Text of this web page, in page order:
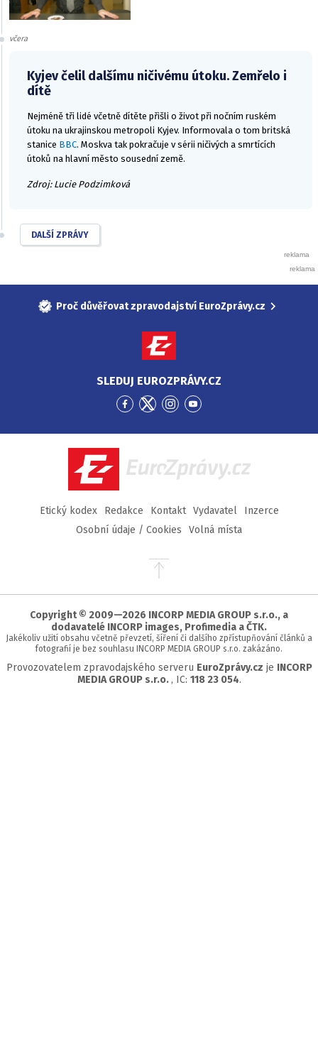
včera
Kyjev čelil dalšímu ničivému útoku. Zemřelo i
dítě
Nejméně tři lidé včetně dítěte přišli o život při nočním ruském
útoku na ukrajinskou metropoli Kyjev. Informovala o tom britská
stanice BBC. Moskva tak pokračuje v sérii ničivých a smrtících
útoků na hlavní město sousední země.
Zdroj: Lucie Podzimková
DALŠÍ ZPRÁVY
Proč důvěřovat zpravodajství EuroZprávy.cz
SLEDUJ EUROZPRÁVY.CZ
Přejít
Facebook
Přejít
Twitter
Přejít
Instagram
Přejít
YouTube
EuroZprávy.cz
Etický kodex Redakce Kontakt Vydavatel
Inzerce
Osobní údaje / Cookies
Volná místa
Přejít
stránky
Copyright © 2009—2026 INCORP MEDIA GROUP s.r.o., a
dodavatelé INCORP images, Profimedia a ČTK.
Jakékoliv užití obsahu včetně převzetí, šíření či dalšího zpřístupňování článků a
fotografií je bez souhlasu INCORP MEDIA GROUP s.r.o. zakázáno.
Provozovatelem zpravodajského serveru EuroZprávy.cz je INCORP
MEDIA GROUP s.r.o. , IC: 118 23 054.